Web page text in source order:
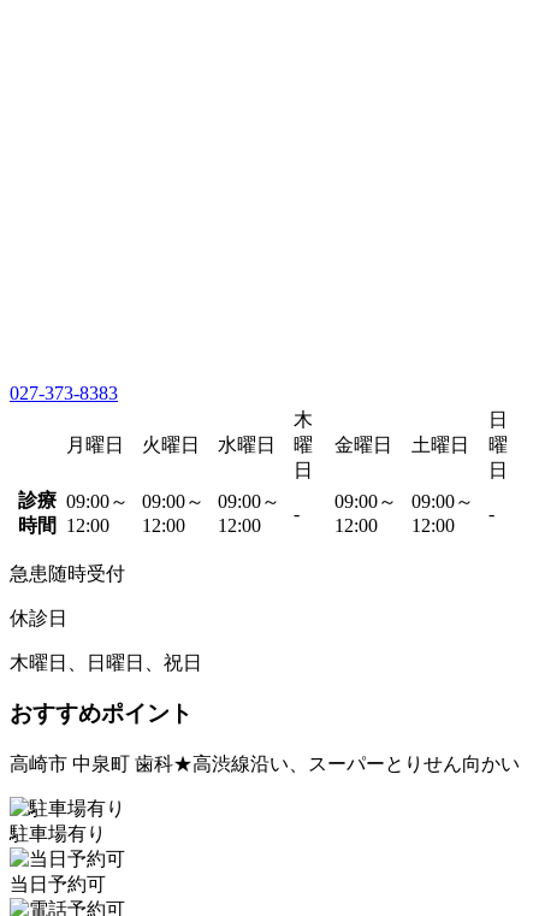
027-373-8383
月曜日 火曜日 水曜日
木
曜
日
金曜日 土曜日
日
曜
日
診療
時間
09:00～
12:00
09:00～
12:00
09:00～
12:00
-
09:00～
12:00
09:00～
12:00
-
急患随時受付
休診日
木曜日、日曜日、祝日
おすすめポイント
高崎市 中泉町 歯科★高渋線沿い、スーパーとりせん向かい
駐車場有り
当日予約可